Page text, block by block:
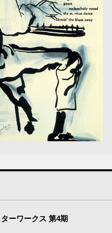
ーワークス 第4期